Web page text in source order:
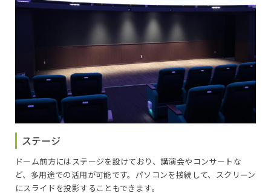
ステージ
ドーム前方にはステージを設けており、講演会やコンサートな
ど、多用途での活用が可能です。パソコンを接続して、スクリーン
にスライドを投影することもできます。